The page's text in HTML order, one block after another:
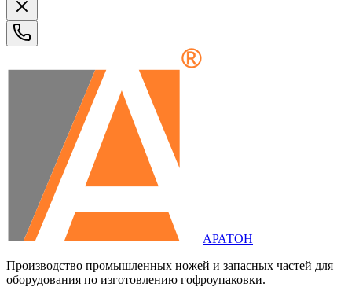
АРАТОН
Производство промышленных ножей и запасных частей для
оборудования по изготовлению гофроупаковки.